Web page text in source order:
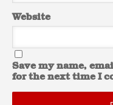
Website
Save my name,
for the next time I